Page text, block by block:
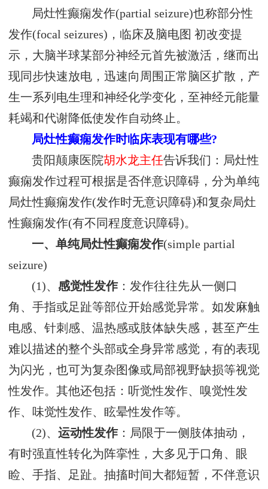
局灶性癫痫发作(partial seizure)也称部分性
发作(focal seizures)，临床及脑电图 初改变提
示，大脑半球某部分神经元首先被激活，继而出
现同步快速放电，迅速向周围正常脑区扩散，产
生一系列电生理和神经化学变化，至神经元能量
耗竭和代谢降低使发作自动终止。
局灶性癫痫发作时临床表现有哪些?
贵阳颠康医院胡水龙主任告诉我们：局灶性
癫痫发作过程可根据是否伴意识障碍，分为单纯
局灶性癫痫发作(发作时无意识障碍)和复杂局灶
性癫痫发作(有不同程度意识障碍)。
一、单纯局灶性癫痫发作(simple partial
seizure)
(1)、感觉性发作：发作往往先从一侧口
角、手指或足趾等部位开始感觉异常。如发麻触
电感、针刺感、温热感或肢体缺失感，甚至产生
难以描述的整个头部或全身异常感觉，有的表现
为闪光，也可为复杂图像或局部视野缺损等视觉
性发作。其他还包括：听觉性发作、嗅觉性发
作、味觉性发作、眩晕性发作等。
(2)、运动性发作：局限于一侧肢体抽动，
有时强直性转化为阵挛性，大多见于口角、眼
睑、手指、足趾。抽搐时间大都短暂，不伴意识